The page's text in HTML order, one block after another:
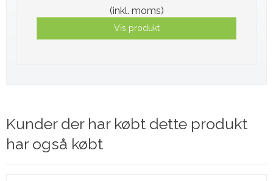
(inkl. moms)
Vis produkt
Kunder der har købt dette produkt
har også købt